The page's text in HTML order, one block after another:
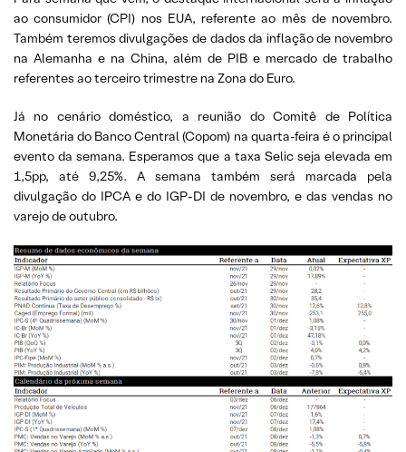
ao consumidor (CPI) nos EUA, referente ao mês de novembro.
Também teremos divulgações de dados da inflação de novembro
na Alemanha e na China, além de PIB e mercado de trabalho
referentes ao terceiro trimestre na Zona do Euro.
Já no cenário doméstico, a reunião do Comitê de Política
Monetária do Banco Central (Copom) na quarta-feira é o principal
evento da semana. Esperamos que a taxa Selic seja elevada em
1,5pp, até 9,25%. A semana também será marcada pela
divulgação do IPCA e do IGP-DI de novembro, e das vendas no
varejo de outubro.